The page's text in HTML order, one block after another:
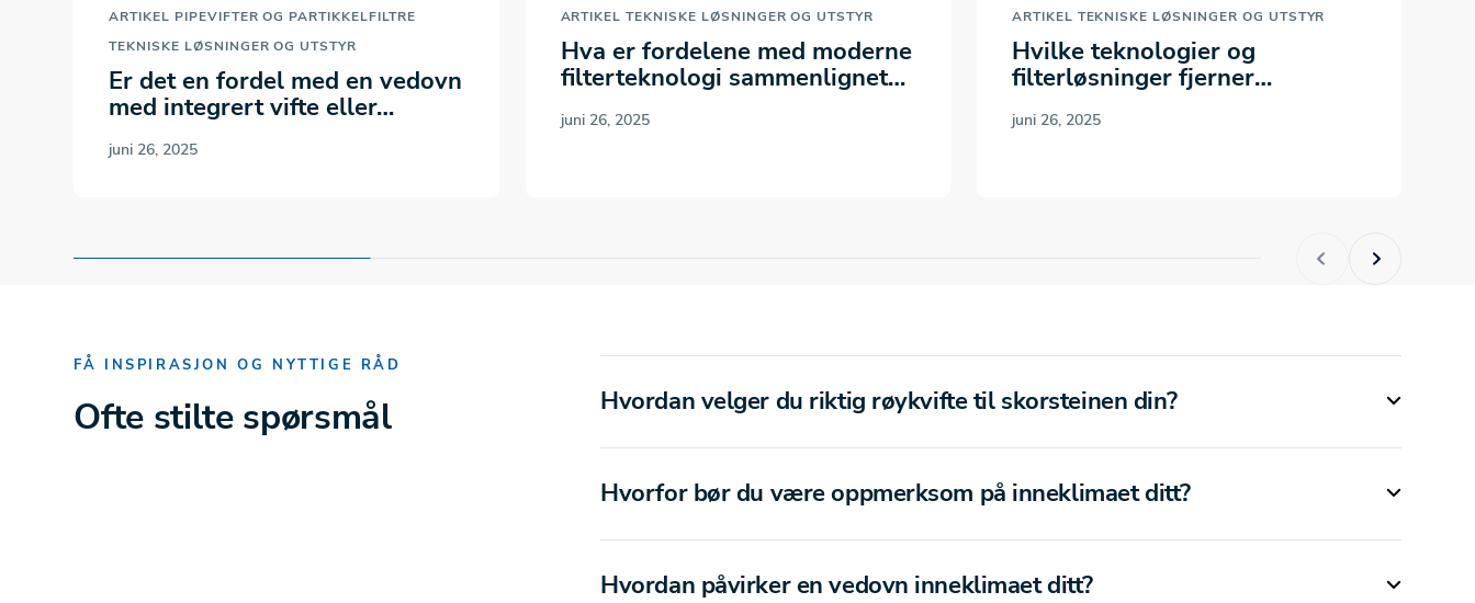
ARTIKEL PIPEVIFTER OG PARTIKKELFILTRE
TEKNISKE LØSNINGER OG UTSTYR
Er det en fordel med en vedovn
med integrert vifte eller…
juni 26, 2025
ARTIKELTEKNISKE LØSNINGER OG UTSTYR
Hva er fordelene med moderne
filterteknologi sammenlignet
for…
juni 26, 2025
ARTIKEL TEKNISKE LØSNINGER OG UTSTYR
Hvilke teknologier og
filterløsninger fjerner
juni 26, 2025
FÅ INSPIRASJON OG NYTTIGE RÅD
Ofte stilte spørsmål Hvordan velger du riktig røykvifte til skorsteinen din?
Hvorfor bør du være oppmerksom på inneklimaet ditt?
Hvordan påvirker en vedovn inneklimaet ditt?